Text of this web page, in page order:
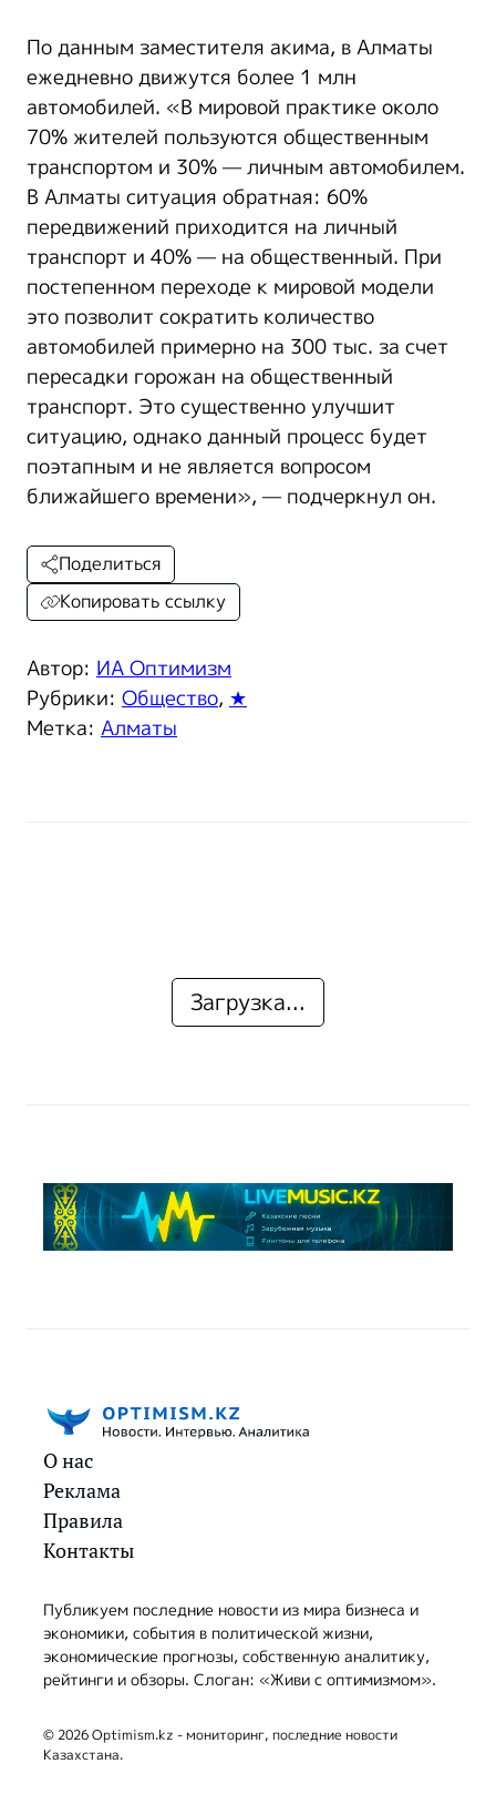
По данным заместителя акима, в Алматы
ежедневно движутся более 1 млн
автомобилей. «В мировой практике около
70% жителей пользуются общественным
транспортом и 30% — личным автомобилем.
В Алматы ситуация обратная: 60%
передвижений приходится на личный
транспорт и 40% — на общественный. При
постепенном переходе к мировой модели
это позволит сократить количество
автомобилей примерно на 300 тыс. за счет
пересадки горожан на общественный
транспорт. Это существенно улучшит
ситуацию, однако данный процесс будет
поэтапным и не является вопросом
ближайшего времени», — подчеркнул он.
Автор: ИА Оптимизм
Рубрики: Общество, ★
Метка: Алматы
Поделиться
Копировать ссылку
Загрузка...
О нас
Реклама
Правила
Контакты
Публикуем последние новости из мира бизнеса и
экономики, события в политической жизни,
экономические прогнозы, собственную аналитику,
рейтинги и обзоры. Слоган: «Живи с оптимизмом».
© 2026 Optimism.kz - мониторинг, последние новости
Казахстана.